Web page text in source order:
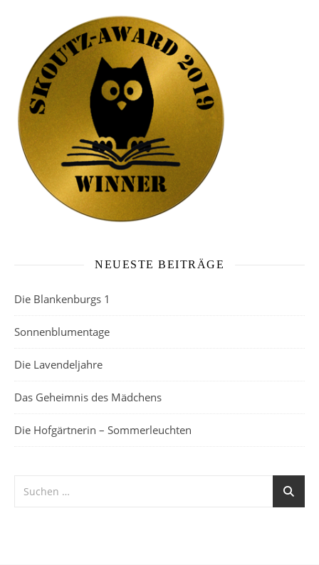
NEUESTE BEITRÄGE
Die Blankenburgs 1
Sonnenblumentage
Die Lavendeljahre
Das Geheimnis des Mädchens
Die Hofgärtnerin – Sommerleuchten